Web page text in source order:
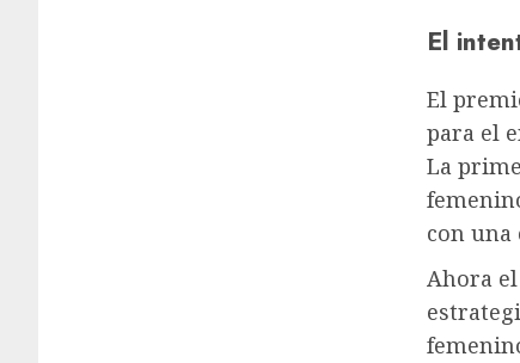
El
El
para el
La
con una
Ahora